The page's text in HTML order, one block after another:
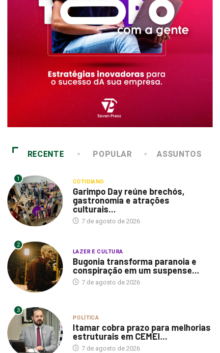
RECENTE POPULAR ASSUNTOS
1 COTIDIANO
Garimpo Day reúne brechós,
gastronomia e atrações
culturais...
7 de agosto de 2026
2
LAZER E CULTURA
Bugonia transforma paranoia e
conspiração em um suspense...
7 de agosto de 2026
3
POLÍTICA
Itamar cobra prazo para melhorias
estruturais em CEMEI...
7 de agosto de 2026